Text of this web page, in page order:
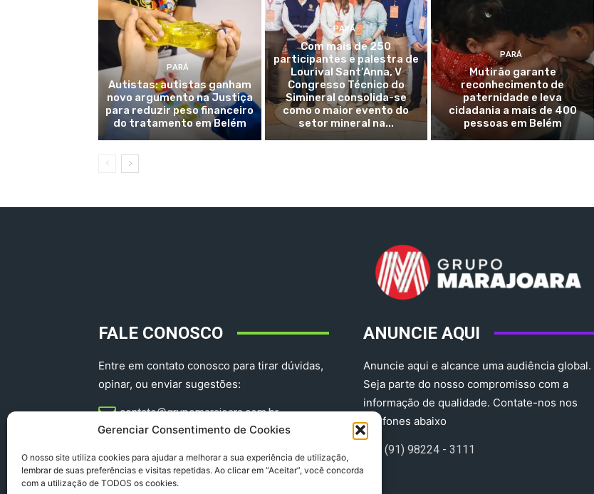
Gerenciar Consentimento de Cookies
O nosso site utiliza cookies para ajudar a melhorar a sua experiência de utilização,
lembrar de suas preferências e visitas repetidas. Ao clicar em “Aceitar”, você concorda
com a utilização de TODOS os cookies.
PARÁ
Autistas: autistas ganham
novo argumento na Justiça
para reduzir peso financeiro
do tratamento em Belém
PARÁ
Com mais de 250
participantes e palestra de
Lourival Sant’Anna, V
Congresso Técnico do
Simineral consolida-se
como o maior evento do
setor mineral na...
PARÁ
Mutirão garante
reconhecimento de
paternidade e leva
cidadania a mais de 400
pessoas em Belém
FALE CONOSCO
Entre em contato conosco para tirar dúvidas,
opinar, ou enviar sugestões:
contato@grupomarajoara.com.br
ANUNCIE AQUI
Anuncie aqui e alcance uma audiência global.
Seja parte do nosso compromisso com a
informação de qualidade. Contate-nos nos
telefones abaixo
(91) 98224 - 3111